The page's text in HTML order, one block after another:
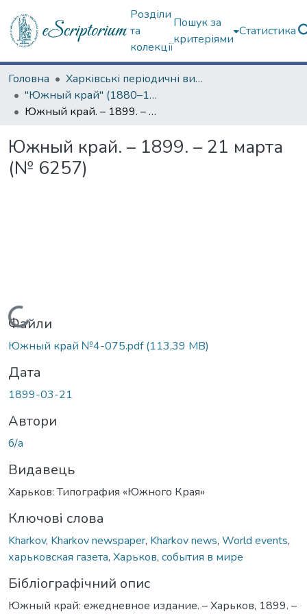
Розділи
та
колекції
Пошук за
критеріями
Статистика
Головна
Харківські періодичні видання
"Южный край" (1880–1919 гг.)
Южный край. – 1899. – 21 марта (№ 6257)
Южный край. – 1899. – 21 марта
(№ 6257)
Вантажиться...
Файли
Южный край №4-075.pdf(113,39 MB)
Дата
1899-03-21
Автори
б/а
Видавець
Харьков: Типография «Южного Края»
Ключові слова
Kharkov, Kharkov newspaper, Kharkov news, World events,
харьковская газета, Харьков, события в мире
Бібліографічний опис
Южный край: ежедневное издание. – Харьков, 1899. –